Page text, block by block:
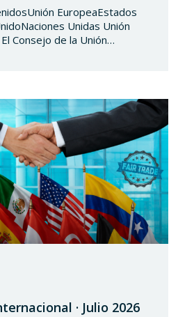
EuropeaEstados
Unidas Unión
Consejo de la Unión
se aplica el Reglamento
relativo a la adopción de
· Julio 2026